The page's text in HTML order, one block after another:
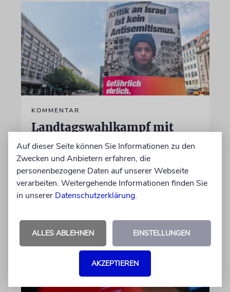
KOMMENTAR
Landtagswahlkampf mit
Israelfeindlichkeit
Mit einem vielleicht auf den ersten Blick
unschuldigen Satz macht das BSW
Stimmung. Gegen den einzigen jüdischen
Staat, die »Zionisten« und damit die Juden
06.08.2026
Auf dieser Seite können Sie Informationen zu den
Zwecken und Anbietern erfahren, die
personenbezogene Daten auf unserer Webseite
verarbeiten. Weitergehende Informationen finden Sie
in unserer Datenschutzerklärung.
ALLES ABLEHNEN EINSTELLUNGEN
AKZEPTIEREN